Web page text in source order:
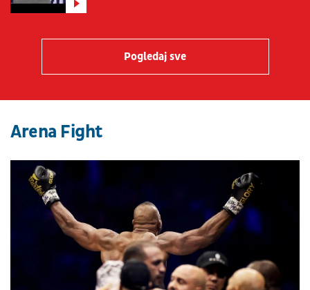
Pogledaj sve
Arena Fight